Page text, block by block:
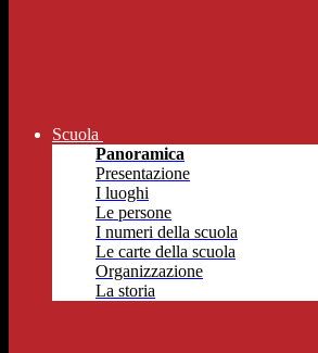
Scuola
Panoramica
Presentazione
I luoghi
Le persone
I numeri della scuola
Le carte della scuola
Organizzazione
La storia